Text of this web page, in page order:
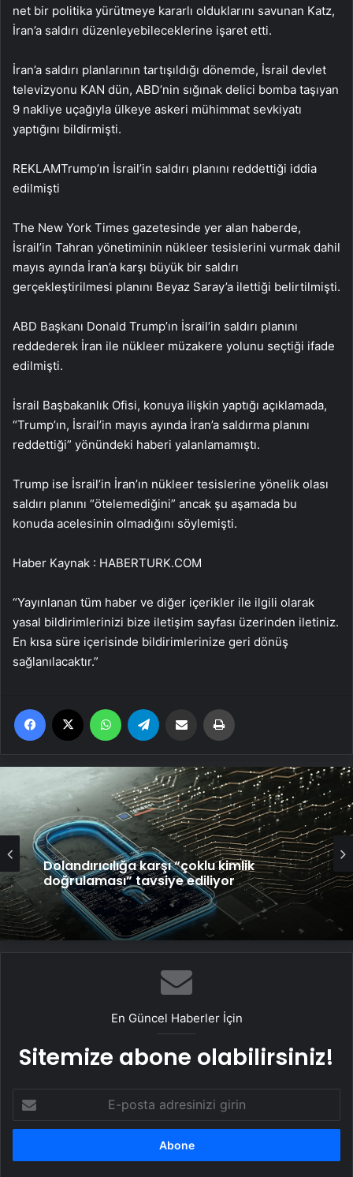
net bir politika yürütmeye kararlı olduklarını savunan Katz,
İran’a saldırı düzenleyebileceklerine işaret etti.
İran’a saldırı planlarının tartışıldığı dönemde, İsrail devlet
televizyonu KAN dün, ABD’nin sığınak delici bomba taşıyan
9 nakliye uçağıyla ülkeye askeri mühimmat sevkiyatı
yaptığını bildirmişti.
REKLAMTrump’ın İsrail’in saldırı planını reddettiği iddia
edilmişti
The New York Times gazetesinde yer alan haberde,
İsrail’in Tahran yönetiminin nükleer tesislerini vurmak dahil
mayıs ayında İran’a karşı büyük bir saldırı
gerçekleştirilmesi planını Beyaz Saray’a ilettiği belirtilmişti.
ABD Başkanı Donald Trump’ın İsrail’in saldırı planını
reddederek İran ile nükleer müzakere yolunu seçtiği ifade
edilmişti.
İsrail Başbakanlık Ofisi, konuya ilişkin yaptığı açıklamada,
“Trump’ın, İsrail’in mayıs ayında İran’a saldırma planını
reddettiği” yönündeki haberi yalanlamamıştı.
Trump ise İsrail’in İran’ın nükleer tesislerine yönelik olası
saldırı planını “ötelemediğini” ancak şu aşamada bu
konuda acelesinin olmadığını söylemişti.
Haber Kaynak : HABERTURK.COM
“Yayınlanan tüm haber ve diğer içerikler ile ilgili olarak
yasal bildirimlerinizi bize iletişim sayfası üzerinden iletiniz.
En kısa süre içerisinde bildirimlerinize geri dönüş
sağlanılacaktır.”
Facebook WhatsApp Email'den paylaş
Dolandırıcılığa karşı “çoklu kimlik
doğrulaması” tavsiye ediliyor
Hayat kurtaran yerli elektroşok cihazı
sınır kapısında da görevde
En Güncel Haberler İçin
Sitemize abone olabilirsiniz!
posta
adresinizi